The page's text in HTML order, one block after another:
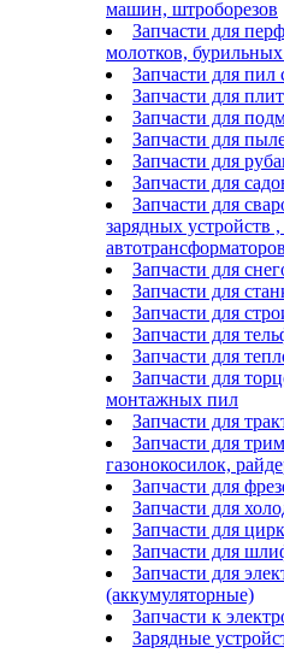
машин, штроборезов
Запчасти для
молотков,
Запчасти для пил
Запчасти для
Запчасти для
Запчасти для
Запчасти для
Запчасти для
Запчасти для
зарядных устройств
автотрансформаторов
Запчасти для
Запчасти для
Запчасти для
Запчасти для
Запчасти для
Запчасти для
монтажных пил
Запчасти для
Запчасти для
газонокосилок,
Запчасти для
Запчасти для
Запчасти для
Запчасти для
Запчасти для
(аккумуляторные)
Запчасти к
Зарядные